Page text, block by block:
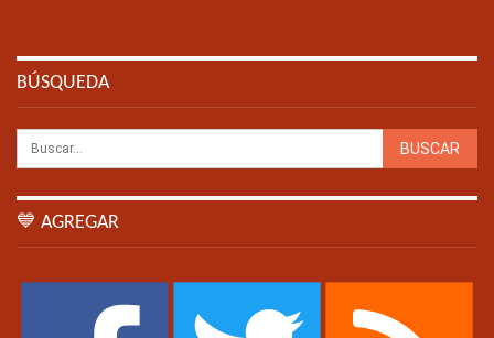
BÚSQUEDA
💙 AGREGAR